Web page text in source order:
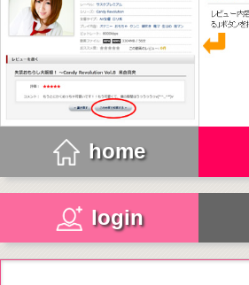
home
login